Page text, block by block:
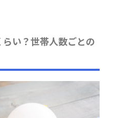
い？世帯人数ごとの